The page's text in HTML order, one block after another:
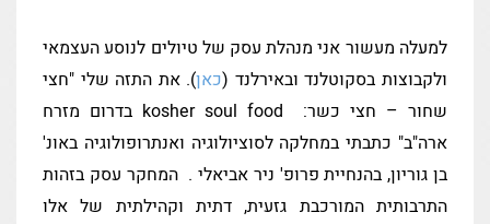
למעלה מעשור אני מנהלת עסק של טיולים לנוסע העצמאי
ולקבוצות בסקוטלנד ובאירלנד (כאן). את התזה שלי "חצי
שחור – חצי כשר: kosher soul food בדרום מזרח
ארה"ב" כתבתי במחלקה לסוציולוגיה ואנתרופולוגיה באונ'
בן גוריון, בהנחיית פרופ' ניר אביאלי . המחקר עסק בזהות
התרבותית המורכבת גזעית, דתית וקהילתית של אלו